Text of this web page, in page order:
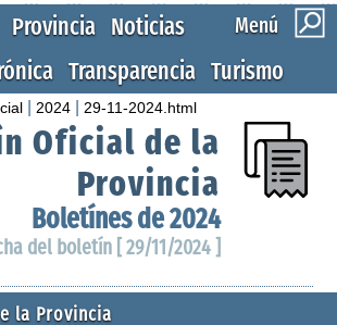
Menú
Provincia Noticias
Transparencia Turismo
2024 29-11-2024.html
Oficial de la
Provincia
Boletínes de 2024
del boletín [ 29/11/2024 ]
la Provincia